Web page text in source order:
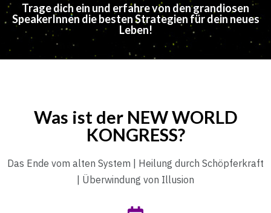
Trage dich ein und erfahre von den grandiosen
SpeakerInnen die besten Strategien für dein neues
Leben!
Was ist der NEW WORLD
KONGRESS?
Das Ende vom alten System | Heilung durch Schöpferkraft
| Überwindung von Illusion